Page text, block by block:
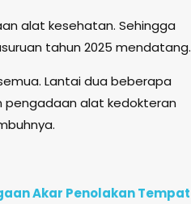
alat kesehatan. Sehingga
tahun 2025 mendatang.
Lantai dua beberapa
pengadaan alat kedokteran
Akar Penolakan Tempat